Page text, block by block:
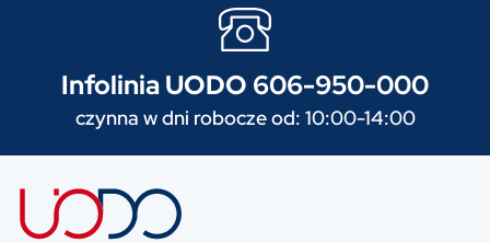
Infolinia UODO 606-950-000
czynna w dni robocze od: 10:00-14:00